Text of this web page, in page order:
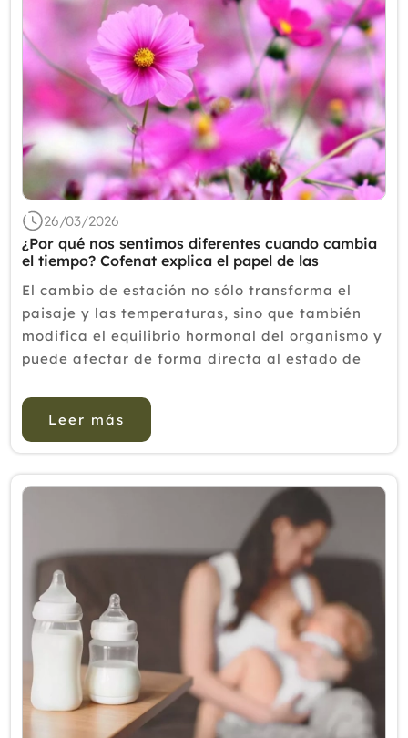
2018
2017
2016
2015
2014
2013
2012
26/03/2026
¿Por qué nos sentimos diferentes cuando cambia
el tiempo? Cofenat explica el papel de las
El cambio de estación no sólo transforma el
paisaje y las temperaturas, sino que también
modifica el equilibrio hormonal del organismo y
puede afectar de forma directa al estado de
presidente de la Asoc...
Leer más